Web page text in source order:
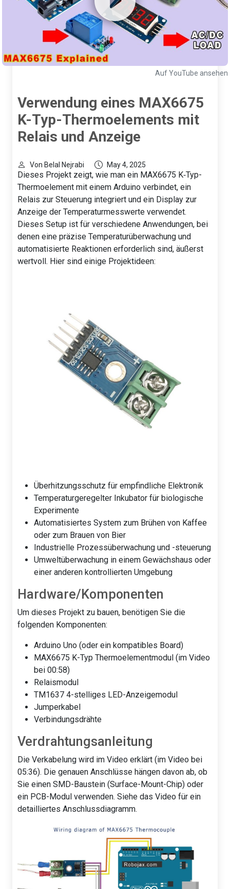
Auf YouTube ansehen
Verwendung eines MAX6675
K-Typ-Thermoelements mit
Relais und Anzeige
Von Belal Nejrabi May 4, 2025
Dieses Projekt zeigt, wie man ein MAX6675 K‑Typ-
Thermoelement mit einem Arduino verbindet, ein
Relais zur Steuerung integriert und ein Display zur
Anzeige der Temperaturmesswerte verwendet.
Dieses Setup ist für verschiedene Anwendungen, bei
denen eine präzise Temperaturüberwachung und
automatisierte Reaktionen erforderlich sind, äußerst
wertvoll. Hier sind einige Projektideen:
Überhitzungsschutz für empfindliche Elektronik
Temperaturgeregelter Inkubator für biologische
Experimente
Automatisiertes System zum Brühen von Kaffee
oder zum Brauen von Bier
Industrielle Prozessüberwachung und -steuerung
Umweltüberwachung in einem Gewächshaus oder
einer anderen kontrollierten Umgebung
Hardware/Komponenten
Um dieses Projekt zu bauen, benötigen Sie die
folgenden Komponenten:
Arduino Uno (oder ein kompatibles Board)
MAX6675 K-Typ Thermoelementmodul (im Video
bei 00:58)
Relaismodul
TM1637 4-stelliges LED-Anzeigemodul
Jumperkabel
Verbindungsdrähte
Verdrahtungsanleitung
Die Verkabelung wird im Video erklärt (im Video bei
05:36). Die genauen Anschlüsse hängen davon ab, ob
Sie einen SMD-Baustein (Surface-Mount-Chip) oder
ein PCB-Modul verwenden. Siehe das Video für ein
detailliertes Anschlussdiagramm.